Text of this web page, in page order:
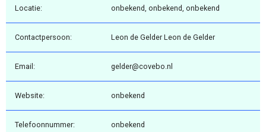
Locatie: onbekend, onbekend, onbekend
Contactpersoon: Leon de Gelder Leon de Gelder
Email: gelder@covebo.nl
Website: onbekend
Telefoonnummer: onbekend